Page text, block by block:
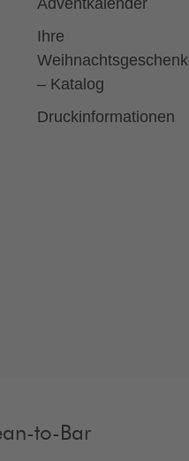
Adventkalender
Ihre
– Katalog
Druckinformationen
to-Bar